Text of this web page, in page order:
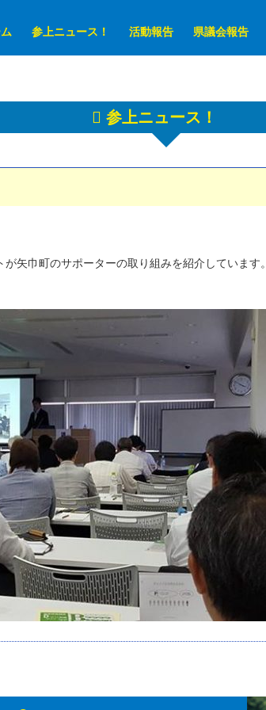
参上ニュース！ 活動報告 県議会報告
参上ニュース！
矢巾町のサポーターの取り組みを紹介しています。